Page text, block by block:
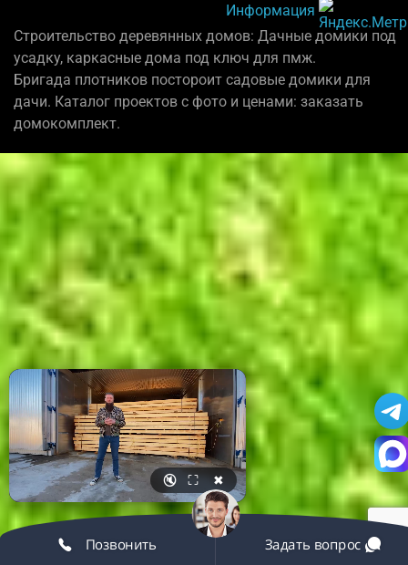
Информация
Строительство деревянных домов: Дачные домики под
усадку, каркасные дома под ключ для пмж.
Бригада плотников постороит садовые домики для
дачи. Каталог проектов с фото и ценами: заказать
домокомплект.
🔇 ⛶ ✖
Позвонить Задать вопрос